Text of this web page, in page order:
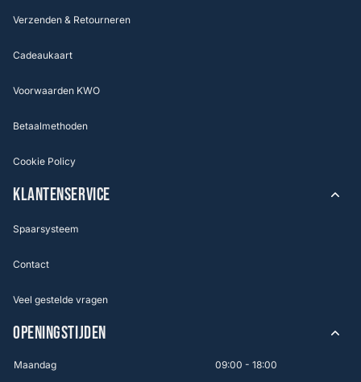
Verzenden & Retourneren
Cadeaukaart
Voorwaarden KWO
Betaalmethoden
Cookie Policy
KLANTENSERVICE
Spaarsysteem
Contact
Veel gestelde vragen
OPENINGSTIJDEN
Maandag
09:00 - 18:00